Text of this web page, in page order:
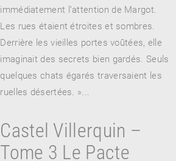
immédiatement l’attention de Margot.
Les rues étaient étroites et sombres.
Derrière les vieilles portes voûtées, elle
imaginait des secrets bien gardés. Seuls
quelques chats égarés traversaient les
ruelles désertées. »...
Castel Villerquin –
Tome 3 Le Pacte